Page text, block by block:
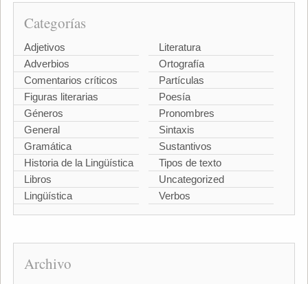
Categorías
Adjetivos
Adverbios
Comentarios críticos
Figuras literarias
Géneros
General
Gramática
Historia de la Lingüística
Libros
Lingüística
Literatura
Ortografía
Partículas
Poesía
Pronombres
Sintaxis
Sustantivos
Tipos de texto
Uncategorized
Verbos
Archivo